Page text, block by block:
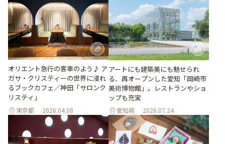
オリエント急行の客車のよう♪ ア
ガサ・クリスティーの世界に浸れ
るブックカフェ／神田「サロンク
リスティ」
東京都 2026.04.08
アートにも建築美にも魅せられ
る、再オープンした愛知「岡崎市
美術博物館」。レストランやショ
ップも充実
愛知県 2026.07.24